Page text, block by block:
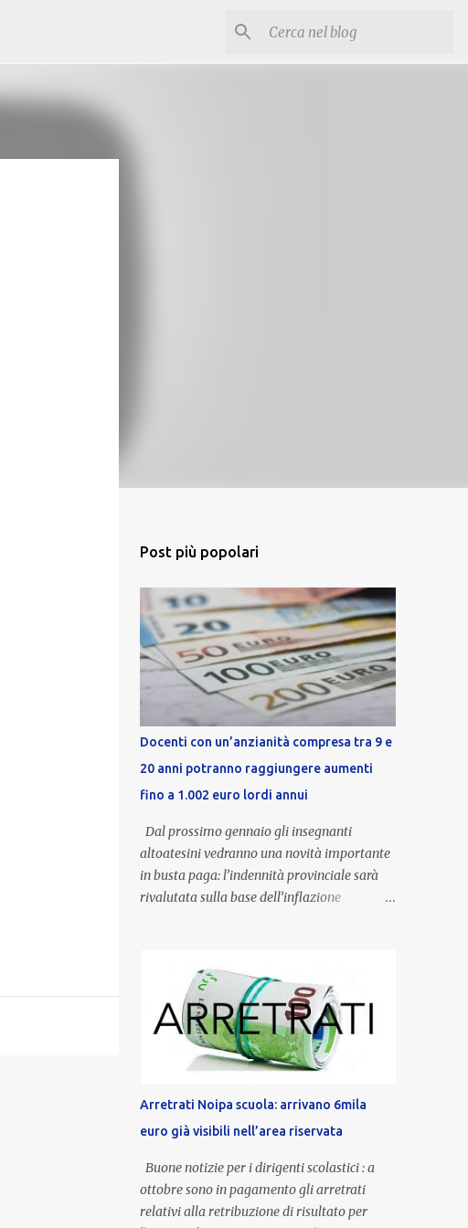
Post più popolari
Docenti con un’anzianità compresa tra 9 e
20 anni potranno raggiungere aumenti
fino a 1.002 euro lordi annui
Dal prossimo gennaio gli insegnanti
altoatesini vedranno una novità importante
in busta paga: l’indennità provinciale sarà
rivalutata sulla base dell’inflazione
un’anzianità compresa tra 9 e 20 anni
potranno raggiungere fino a 1.002 euro lordi
annui. Il nuovo contratto provinciale
introduce inoltre un congedo speciale
dedicato alle donne vittime di violenza di
genere, in linea con la normativa nazionale e
con l’obiettivo di offrire maggiore tutela e
supporto in situazioni delicate. L’indennità
provinciale per i docenti è un unicum in
Italia: si tratta di una misura esclusiva della
Provincia autonoma di Bolzano, che integra
Arretrati Noipa scuola: arrivano 6mila
euro già visibili nell’area riservata
Buone notizie per i dirigenti scolastici : a
ottobre sono in pagamento gli arretrati
relativi alla retribuzione di risultato per